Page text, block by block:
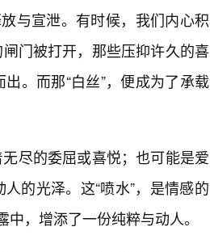
与宣泄。有时候，我们内心积
门被打开，那些压抑许久的喜
。而那“白丝”，便成为了承载
尽的委屈或喜悦；也可能是爱
的光泽。这“喷水”，是情感的
，增添了一份纯粹与动人。